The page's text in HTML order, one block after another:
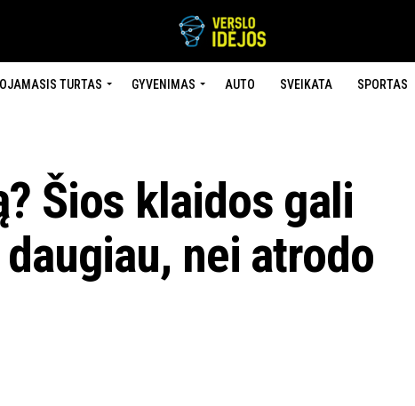
TURTAS GYVENIMAS AUTO SVEIKATA SPORTAS
Šios klaidos gali
nei atrodo